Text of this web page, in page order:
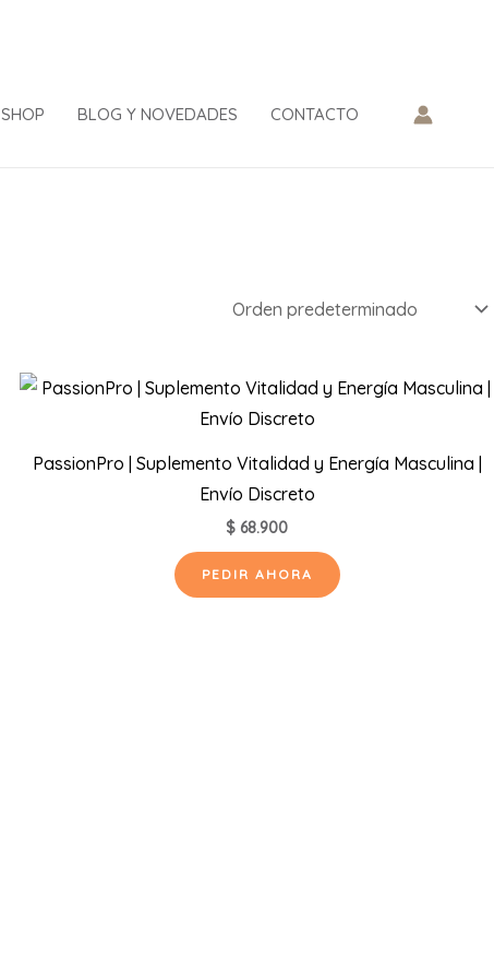
SHOP BLOG Y NOVEDADES CONTACTO
PassionPro | Suplemento Vitalidad y Energía Masculina |
Envío Discreto
$ 68.900
PEDIR AHORA